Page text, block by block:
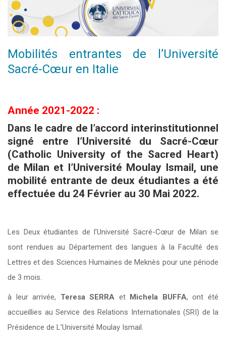
Mobilités entrantes de l’Université
Sacré-Cœur en Italie
Année 2021-2022 :
Dans le cadre de l’accord interinstitutionnel
signé entre l’Université du Sacré-Cœur
(Catholic University of the Sacred Heart)
de Milan et l’Université Moulay Ismail, une
mobilité entrante de deux étudiantes a été
effectuée du 24 Février au 30 Mai 2022.
Les Deux étudiantes de l’Université Sacré-Cœur de Milan se
sont rendues au Département des langues à la Faculté des
Lettres et des Sciences Humaines de Meknès pour une période
de 3 mois.
à leur arrivée, Teresa SERRA et Michela BUFFA, ont été
accueillies au Service des Relations Internationales (SRI) de la
Présidence de L’Université Moulay Ismail.